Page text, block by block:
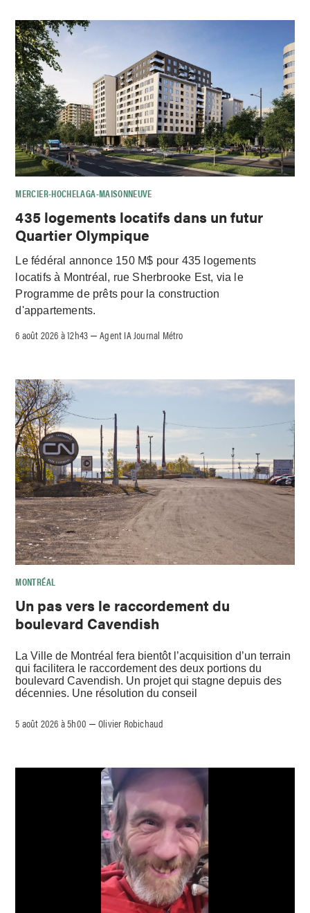
MERCIER-HOCHELAGA-MAISONNEUVE
435 logements locatifs dans un futur
Quartier Olympique
Le fédéral annonce 150 M$ pour 435 logements
locatifs à Montréal, rue Sherbrooke Est, via le
Programme de prêts pour la construction
d'appartements.
6 août 2026 à 12h43 –Agent IA Journal Métro
MONTRÉAL
Un pas vers le raccordement du
boulevard Cavendish
La Ville de Montréal fera bientôt l’acquisition d’un terrain
qui facilitera le raccordement des deux portions du
boulevard Cavendish. Un projet qui stagne depuis des
décennies. Une résolution du conseil
5 août 2026 à 5h00 –Olivier Robichaud